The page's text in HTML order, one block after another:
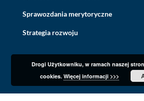
Sprawozdania merytoryczne
Strategia rozwoju
Drogi Użytkowniku, w ramach naszej
cookies. Więcej informacji >>>